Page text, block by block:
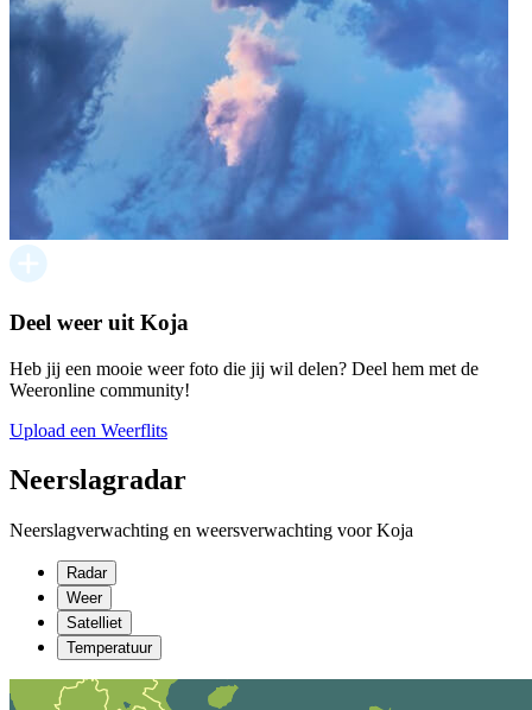
Deel weer uit Koja
Heb jij een mooie weer foto die jij wil delen? Deel hem met de
Weeronline community!
Upload een Weerflits
Neerslagradar
Neerslagverwachting en weersverwachting voor Koja
Radar
Weer
Satelliet
Temperatuur